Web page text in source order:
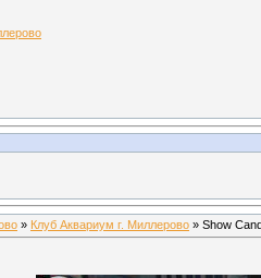
» Клуб Аквариум г. Миллерово » Show